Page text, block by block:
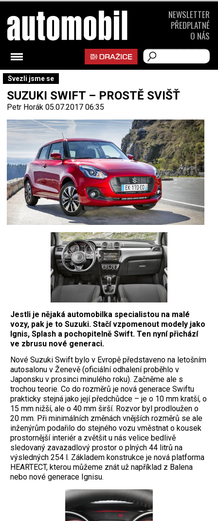
Svezli jsme se
SUZUKI SWIFT – PROSTĚ SVIŠŤ
Petr Horák 05.07.2017 06:35
Jestli je nějaká automobilka specialistou na malé
vozy, pak je to Suzuki. Stačí vzpomenout modely jako
Ignis, Splash a pochopitelně Swift. Ten nyní přichází
ve zbrusu nové generaci.
Nové Suzuki Swift bylo v Evropě představeno na letošním
autosalonu v Ženevě (oficiální odhalení proběhlo v
Japonsku v prosinci minulého roku). Začněme ale s
trochou teorie. Co do rozměrů je nová generace Swiftu
prakticky stejná jako její předchůdce – je o 10 mm kratší, o
15 mm nižší, ale o 40 mm širší. Rozvor byl prodloužen o
20 mm. Při minimálních změnách vnějších rozměrů se ale
inženýrům podařilo do stejného vozu vměstnat o kousek
prostornější interiér a zvětšit u nás velice bedlivě
sledovaný zavazadlový prostor o plných 44 litrů na
výsledných 254 l. Základem konstrukce je nová platforma
HEARTECT, kterou můžeme znát už například z Balena
nebo nové generace Ignisu.
NEWSLETTER
PŘEDPLATNÉ
O NÁS